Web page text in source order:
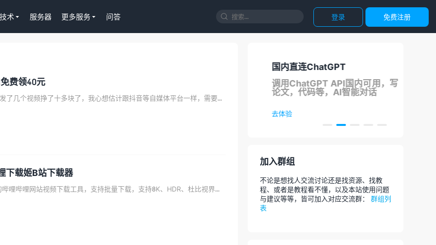
登录 免费注册

术 服务器 更多服务 问答
费领40元
今天听同事说她在B站发了几个视频挣了十多块了，我心想估计跟抖音等自媒体平台一样，需要较多播放量才能获...
下载姬B站下载器
哩下载姬是一个开源的哔哩哔哩网站视频下载工具，支持批量下载，支持8K、HDR、杜比视界，提供工具箱（...
Tutor LMS在线
国内直连ChatGPT
调用ChatGPT API国内可用，写
论文，代码等，AI智能对话
去体验
加入群组
不论是想找人交流讨论还是找资源、找教
程、或者是教程看不懂，以及本站使用问题
与建议等等，皆可加入对应交流群： 群组列
表